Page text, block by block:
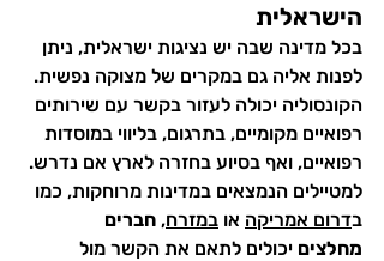
הישראלית
בכל מדינה שבה יש נציגות ישראלית, ניתן
לפנות אליה גם במקרים של מצוקה נפשית.
הקונסוליה יכולה לעזור בקשר עם שירותים
רפואיים מקומיים, בתרגום, בליווי במוסדות
רפואיים, ואף בסיוע בחזרה לארץ אם נדרש.
למטיילים הנמצאים במדינות מרוחקות, כמו
בדרום אמריקה או במזרח, חברים
מחלצים יכולים לתאם את הקשר מול